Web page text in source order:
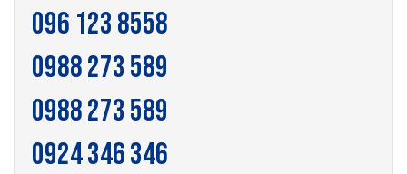
096 123 8558
0988 273 589
0988 273 589
0924 346 346